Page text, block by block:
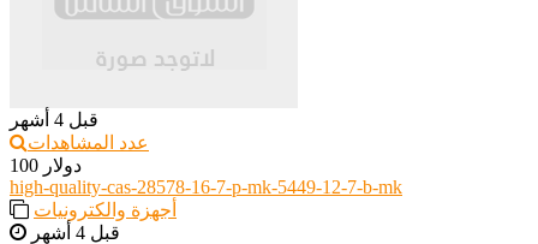
قبل 4 أشهر
عدد المشاهدات
100 دولار
high-quality-cas-28578-16-7-p-mk-5449-12-7-b-mk
أجهزة والكترونيات
قبل 4 أشهر